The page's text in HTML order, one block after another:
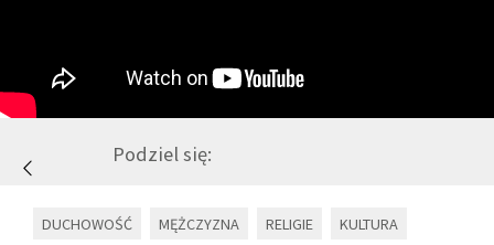
Podziel się:
DUCHOWOŚĆ MĘŻCZYZNA RELIGIE KULTURA